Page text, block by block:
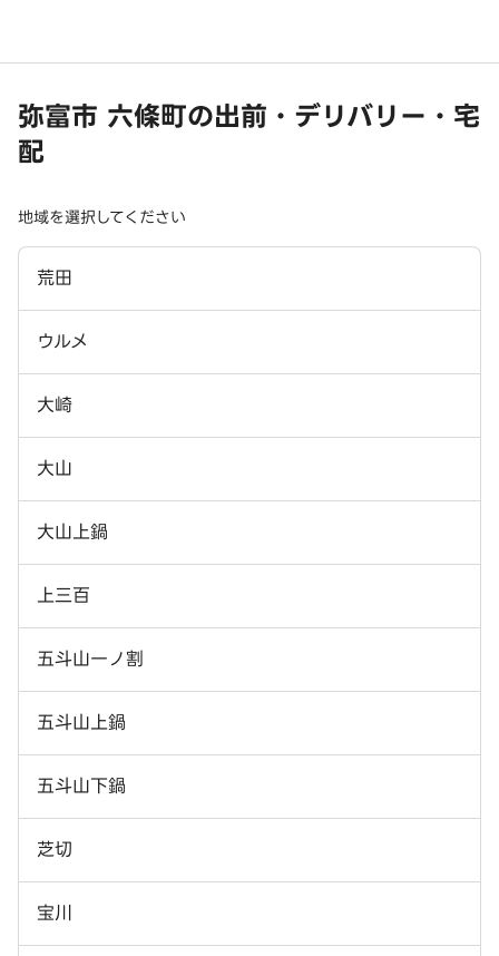
弥富市 六條町の出前・デリバリー・宅
配
地域を選択してください
荒田
ウルメ
大崎
大山
大山上鍋
上三百
五斗山一ノ割
五斗山上鍋
五斗山下鍋
芝切
宝川